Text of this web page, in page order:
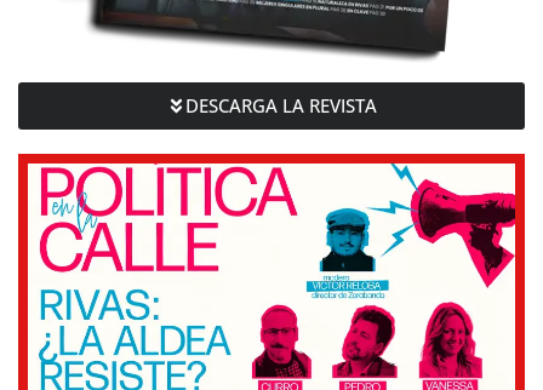
DESCARGA LA REVISTA